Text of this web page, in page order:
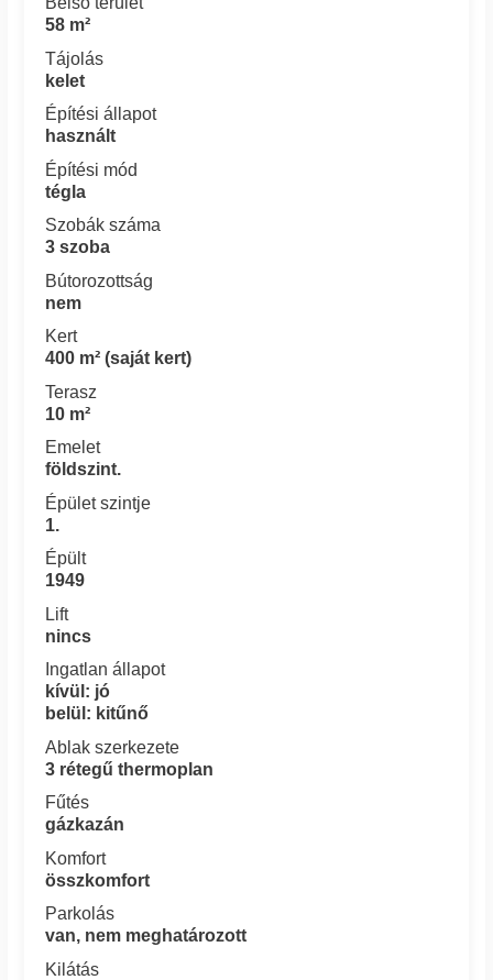
58 m²
Tájolás
kelet
Építési állapot
használt
Építési mód
tégla
Szobák száma
3 szoba
Bútorozottság
nem
Kert
400 m² (saját kert)
Terasz
10 m²
Emelet
földszint.
Épület szintje
1.
Épült
1949
Lift
nincs
Ingatlan állapot
kívül: jó
belül: kitűnő
Ablak szerkezete
3 rétegű thermoplan
Fűtés
gázkazán
Komfort
összkomfort
Parkolás
van, nem meghatározott
Kilátás